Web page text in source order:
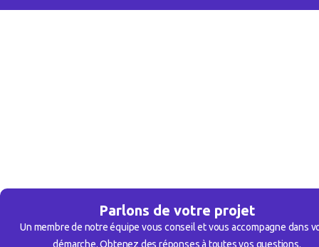
Parlons de votre projet
Un membre de notre équipe vous conseil et vous accompagne dans
démarche. Obtenez des réponses à toutes vos questions.